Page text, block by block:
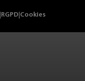
RGPD Cookies